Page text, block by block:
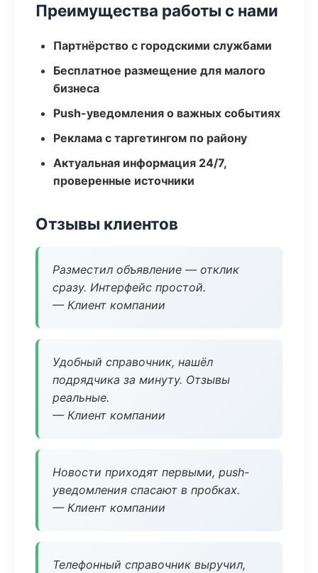
Преимущества работы с нами
Партнёрство с городскими службами
Бесплатное размещение для малого
бизнеса
Push-уведомления о важных событиях
Реклама с таргетингом по району
Актуальная информация 24/7,
проверенные источники
Отзывы клиентов
Разместил объявление — отклик
сразу. Интерфейс простой.
— Клиент компании
Удобный справочник, нашёл
подрядчика за минуту. Отзывы
реальные.
— Клиент компании
Новости приходят первыми, push-
уведомления спасают в пробках.
— Клиент компании
Телефонный справочник выручил,